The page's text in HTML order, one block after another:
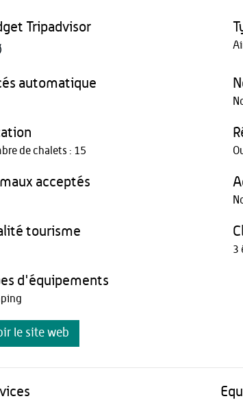
Tripadvisor
automatique
de chalets : 15
acceptés
tourisme
3
d'équipements
le site web